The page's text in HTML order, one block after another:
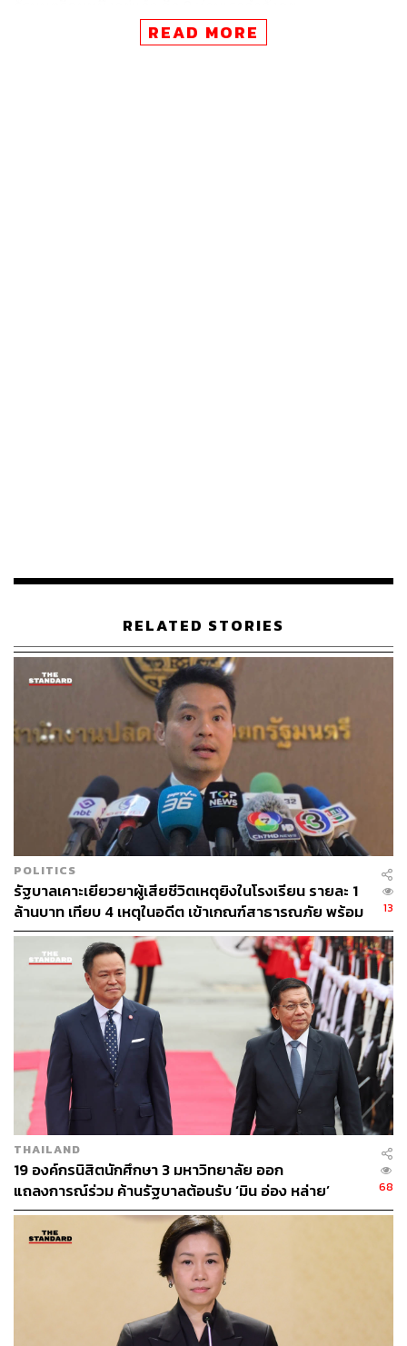
ส่วนแคนดิเดตอีก 2 คน จะมีเซอร์ไพรส์นอกเหนือจากรายชื่อ
ขึ้นจะมีการต่อรองที่สูงขึ้น มั่นใจหรือไม่ว่าจะคุมพรรคให้เป็น
เอกภาพได้เหมือนในอดีต อนุทิน กล่าวว่า ตนไม่ใช้คำว่าต่อ
รองในพรรคภูมิใจไทย ตั้งแต่จำความได้ไม่เคยมีใครมาต่อ
รอง พร้อมทั้งยอมรับว่าจะนำเอา เอกนิติ มาเป็นหัวหน้าทีม
เศรษฐกิจของพรรคภูมิใจไทย อยู่แล้ว
เมื่อผู้สื่อข่าวถามว่าได้มีการประเมินตัวเลขที่นั่ง สส. ไว้
อย่างไร อนุทินกล่าวว่า ตนมักจะไม่พูดอะไรที่เราต้องไปพึ่ง
ให้พี่น้องประชาชนตัดสิน ถ้าไปพูดก่อนก็เท่ากับว่าไม่เคารพ
เสียงพี่น้องประชาชน พรรคการเมืองต้องเคารพเสียงพี่น้อง
ประชาชน
เมื่อผู้สื่อข่าวถามว่าการเลือกช้อปปิ้งนักการเมืองเข้าพรรค
ภูมิใจไทยจะโดนใจประชาชน เลือกช้อปปิ้งตัวบุคคลที่เด็ดๆ
เข้ามานั้นจะถูกใจประชาชนอนุทิน ที่ไม่ตอบ ตอบเพียงว่า
Have A Good Afternoon
เมื่อผู้สื่อข่าวถามว่า ขณะนี้ไม่สามารถทำประชามติเกี่ยวกับ
การยกเลิกเอ็มโอยู 43-44 แล้ว พรรคภูมิใจไทยจะทำเป็น
นโยบายหาเสียงในเรื่องนี้แทนหรือไม่ อนุทิน กล่าวว่า เป็นไป
ได้ เพราะพรรคชัดเจนเรื่องนี้อยู่แล้ว
นายกรัฐมนตรียังให้สัมภาษณ์ถึงกรณีที่จีน จะส่งทูตพิเศษ
เยือนไทยกับกัมพูชาในวันที่ 18 ธันวาคม เพื่อไกล่เกลี่ยความ
ขัดแย้งการปะทะชายแดน 2 ประเทศ ได้รับการประสานแล้ว
หรือไม่ว่า สำหรับตนยังไม่มี ซึ่งเขาอาจจะมีการติดต่อในช่อง
ทางการทูต ซึ่งตนยังไม่ได้ทราบในเรื่องดังกล่าว
เมื่อผู้สื่อข่าวถามว่า จีนจะมาเป็นตัวกลางในการไกล่เกลี่ยใช่
หรือไม่ นายกรัฐมนตรี กล่าวว่า คงไม่ใช่
เมื่อผู้สื่อข่าวจุดยืนของไทยเป็นอย่างไร นายกรัฐมนตรี ระบุว่า
ถ้าใครจะพูดก็ให้ไปพูดว่าให้ทางกัมพูชาหยุดยิงเราเถอะ หยุด
ทำร้ายประเทศไทย ประเทศไทยไม่เคยทำอะไรเขาก่อน มีแต่
READ MORE
RELATED STORIES
POLITICS
รัฐบาลเคาะเยียวยาผู้เสียชีวิตเหตุยิงในโรงเรียน รายละ 1
ล้านบาท เทียบ 4 เหตุในอดีต เข้าเกณฑ์สาธารณภัย พร้อม
เร่งจ่ายโดยเร็ว
13
THAILAND
19 องค์กรนิสิตนักศึกษา 3 มหาวิทยาลัย ออก
แถลงการณ์ร่วม ค้านรัฐบาลต้อนรับ ‘มิน อ่อง หล่าย’
68